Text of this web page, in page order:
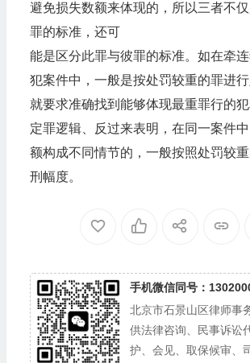
避免损失数额来体现的，所以三者不
罪的标准，还可
能是区分此罪与彼罪的标准。如在牵
犯案件中，一般是按处罚较重的罪进
就要求准确找到能够体现最重罪行的
定罪逻辑、反过来表明，在同一案件
额构成不同情节的，一般按照处罚较
刑幅度。
手机微信同号：
北京市石景山区律师事
供法律咨询、民事诉讼
护、会见、取保候审、